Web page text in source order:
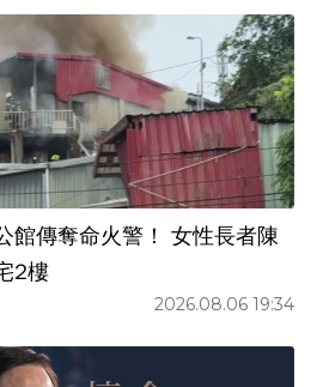
館傳奪命火警！ 女性長者陳
2樓
2026.08.06 19:34